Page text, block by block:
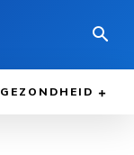
GEZONDHEID